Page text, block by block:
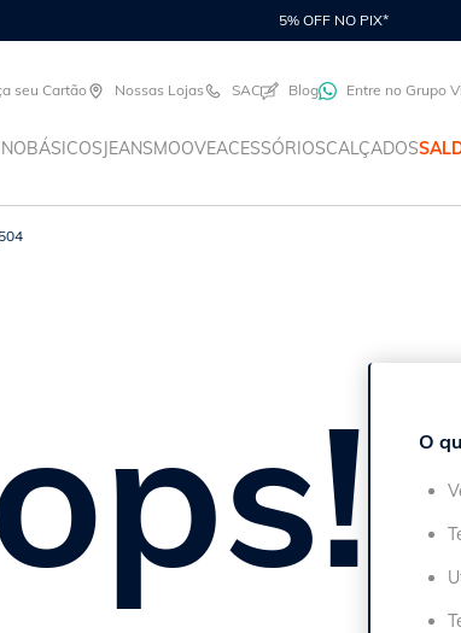
5% OFF NO PIX*
seu Cartão Nossas Lojas SAC Blog Entre no Grupo
BÁSICOSJEANSMOOVEACESSÓRIOSCALÇADOS
O